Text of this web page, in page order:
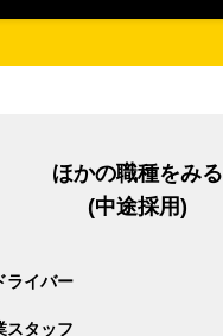
ほかの職種をみる
(中途採用)
ライバー
スタッフ